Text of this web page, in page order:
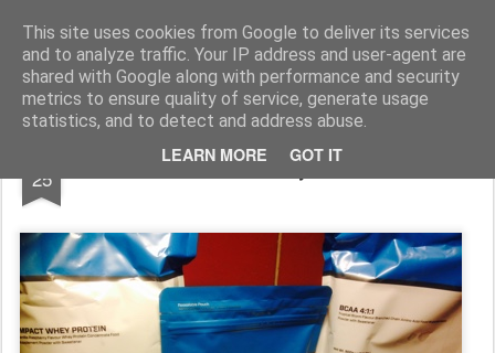
This site uses cookies from Google to deliver its services
and to analyze traffic. Your IP address and user-agent are
shared with Google along with performance and security
metrics to ensure quality of service, generate usage
statistics, and to detect and address abuse.
LEARN MORE GOT IT
Functional Fitness by Mattias - Träningsinspiration & träningsfilmer
Pages
25 Paket från MyProtein